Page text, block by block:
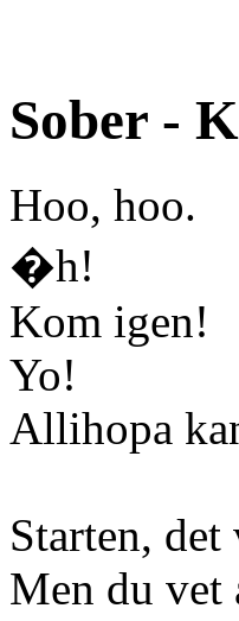
Sober -
Hoo, hoo.
�h!
Kom igen!
Yo!
Allihopa
Starten, det
Men du vet